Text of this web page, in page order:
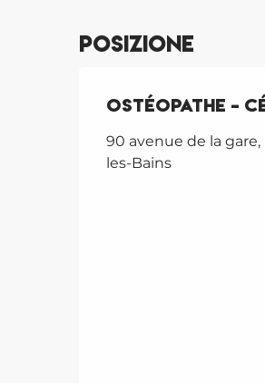
Posizione
Ostéopathe -
90 avenue de la gare,
les-Bains